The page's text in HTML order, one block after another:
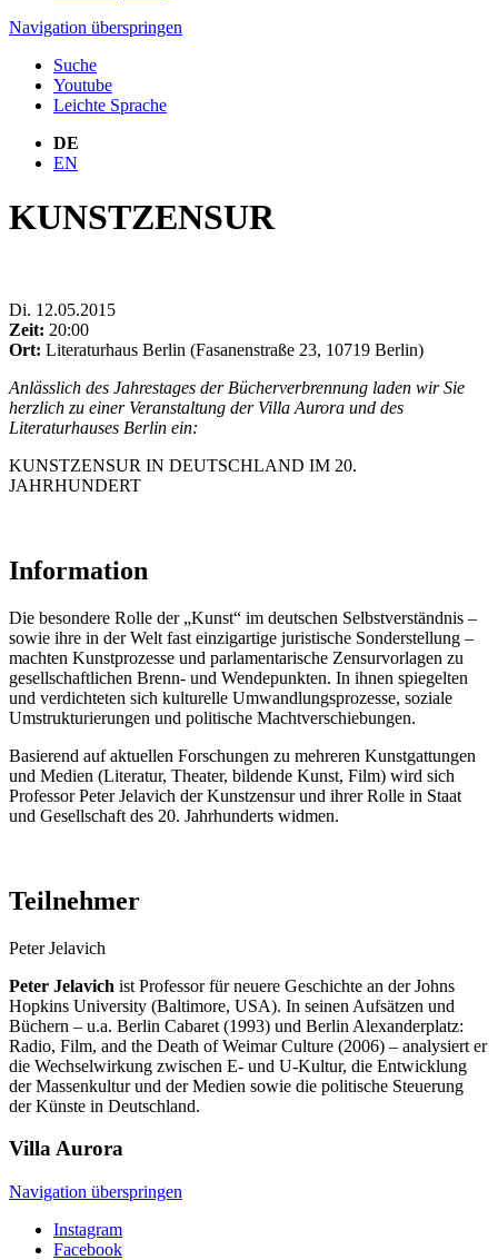
Navigation überspringen
Suche
Youtube
Leichte Sprache
DE
EN
KUNSTZENSUR
Di. 12.05.2015
Zeit: 20:00
Ort: Literaturhaus Berlin (Fasanenstraße 23, 10719 Berlin)
Anlässlich des Jahrestages der Bücherverbrennung laden wir Sie
herzlich zu einer Veranstaltung der Villa Aurora und des
Literaturhauses Berlin ein:
KUNSTZENSUR IN DEUTSCHLAND IM 20.
JAHRHUNDERT
Information
Die besondere Rolle der „Kunst“ im deutschen Selbstverständnis –
sowie ihre in der Welt fast einzigartige juristische Sonderstellung –
machten Kunstprozesse und parlamentarische Zensurvorlagen zu
gesellschaftlichen Brenn- und Wendepunkten. In ihnen spiegelten
und verdichteten sich kulturelle Umwandlungsprozesse, soziale
Umstrukturierungen und politische Machtverschiebungen.
Basierend auf aktuellen Forschungen zu mehreren Kunstgattungen
und Medien (Literatur, Theater, bildende Kunst, Film) wird sich
Professor Peter Jelavich der Kunstzensur und ihrer Rolle in Staat
und Gesellschaft des 20. Jahrhunderts widmen.
Teilnehmer
Peter Jelavich
Peter Jelavich ist Professor für neuere Geschichte an der Johns
Hopkins University (Baltimore, USA). In seinen Aufsätzen und
Büchern – u.a. Berlin Cabaret (1993) und Berlin Alexanderplatz:
Radio, Film, and the Death of Weimar Culture (2006) – analysiert er
die Wechselwirkung zwischen E- und U-Kultur, die Entwicklung
der Massenkultur und der Medien sowie die politische Steuerung
der Künste in Deutschland.
VillaAurora
Navigation überspringen
Instagram
Facebook